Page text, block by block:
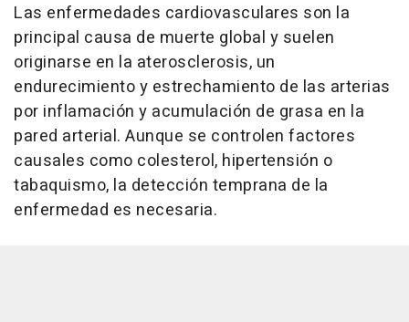
Las enfermedades cardiovasculares son la
principal causa de muerte global y suelen
originarse en la aterosclerosis, un
endurecimiento y estrechamiento de las arterias
por inflamación y acumulación de grasa en la
pared arterial. Aunque se controlen factores
causales como colesterol, hipertensión o
tabaquismo, la detección temprana de la
enfermedad es necesaria.